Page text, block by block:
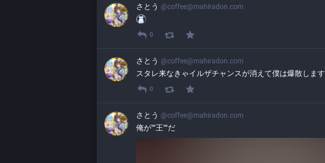
さとう @coffee@mahiradon.com
0
さとう @coffee@mahiradon.com
スタレ来なきゃイルザチャンスが消えて僕は爆散します
0
さとう @coffee@mahiradon.com
俺が""王""だ